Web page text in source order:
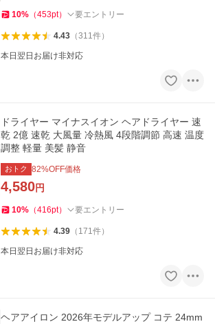
10% （453pt） 要エントリー
4.43（311件）
本日翌日お届け非対応
ドライヤー マイナスイオン ヘアドライヤー 速
乾 2億 速乾 大風量 冷熱風 4段階調節 高速 温度
調整 軽量 美髪 静音
おトク 82%OFF価格
4,580円
10% （416pt） 要エントリー
4.39（ 171件）
本日翌日お届け非対応
ヘアアイロン 2026年モデルアップ コテ 24mm